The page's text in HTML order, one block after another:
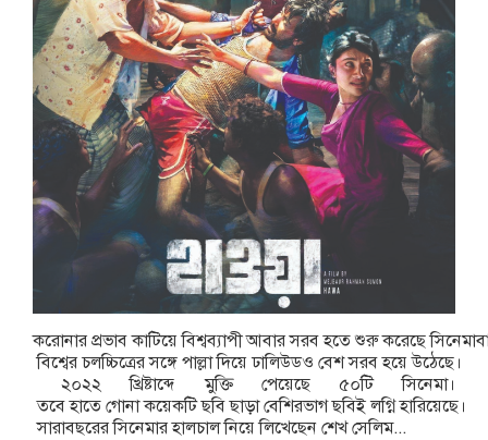
করোনারপ্রভাবকাটিয়েবিশ্বব্যাপীআবারসরবহতেশুরুকরেছে
বিশ্বেরচলচ্চিত্রেরসঙ্গেপাল্লাদিয়েঢালিউডও বেশসরবহয়েউঠেছে।
২০২২
খ্রিষ্টাব্দে মুক্তি পেয়েছে ৫০টি
সিনেমা।
তবেহাতেগোনাকয়েকটিছবিছাড়াবেশিরভাগছবিইলগ্নিহারিয়েছে।
সারাবছরেরসিনেমারহালচালনিয়েলিখেছেনশেখসেলিম...